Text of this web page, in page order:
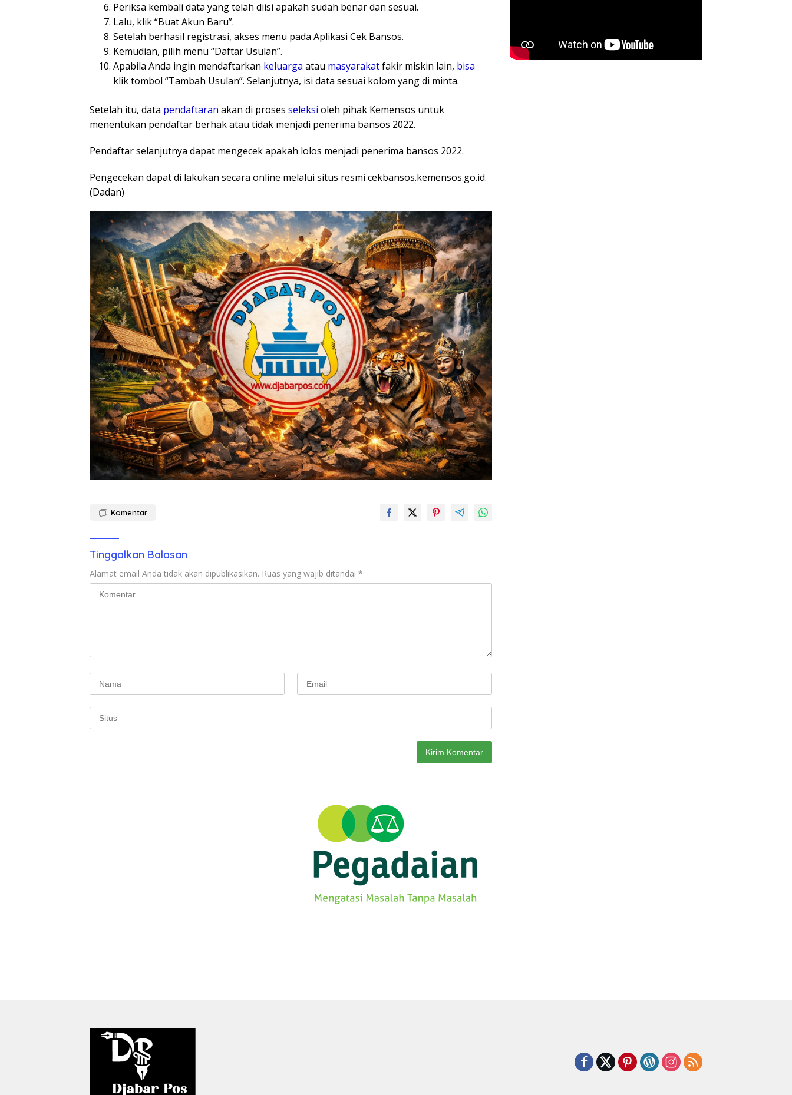
Periksa kembali data yang telah diisi apakah sudah benar dan sesuai.
Lalu, klik “Buat Akun Baru”.
Setelah berhasil registrasi, akses menu pada Aplikasi Cek Bansos.
Kemudian, pilih menu “Daftar Usulan”.
Apabila Anda ingin mendaftarkan keluarga atau masyarakatfakir miskin lain, bisa
klik tombol “Tambah Usulan”. Selanjutnya, isi data sesuai kolom yang di minta.
Setelah itu, data pendaftaran akan di proses seleksi oleh pihak Kemensos untuk
menentukan pendaftar berhak atau tidak menjadi penerima bansos 2022.
Pendaftar selanjutnya dapat mengecek apakah lolos menjadi penerima bansos 2022.
Pengecekan dapat di lakukan secara online melalui situs resmi cekbansos.kemensos.go.id.
(Dadan)
Komentar
Tinggalkan Balasan
Alamat email Anda tidak akan dipublikasikan. Ruas yang wajib ditandai *